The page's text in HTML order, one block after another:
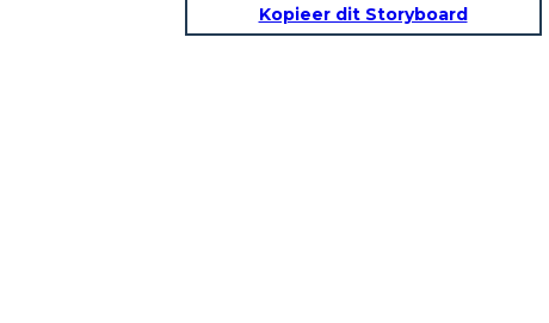
Kopieer dit Storyboard